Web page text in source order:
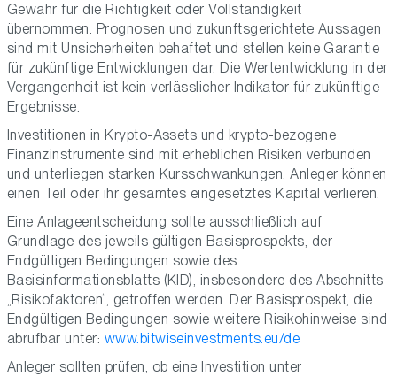
Gewähr für die Richtigkeit oder Vollständigkeit
übernommen. Prognosen und zukunftsgerichtete Aussagen
sind mit Unsicherheiten behaftet und stellen keine Garantie
für zukünftige Entwicklungen dar. Die Wertentwicklung in der
Vergangenheit ist kein verlässlicher Indikator für zukünftige
Ergebnisse.
Investitionen in Krypto-Assets und krypto-bezogene
Finanzinstrumente sind mit erheblichen Risiken verbunden
und unterliegen starken Kursschwankungen. Anleger können
einen Teil oder ihr gesamtes eingesetztes Kapital verlieren.
Eine Anlageentscheidung sollte ausschließlich auf
Grundlage des jeweils gültigen Basisprospekts, der
Endgültigen Bedingungen sowie des
Basisinformationsblatts (KID), insbesondere des Abschnitts
„Risikofaktoren“, getroffen werden. Der Basisprospekt, die
Endgültigen Bedingungen sowie weitere Risikohinweise sind
abrufbar unter: www.bitwiseinvestments.eu/de
Anleger sollten prüfen, ob eine Investition unter